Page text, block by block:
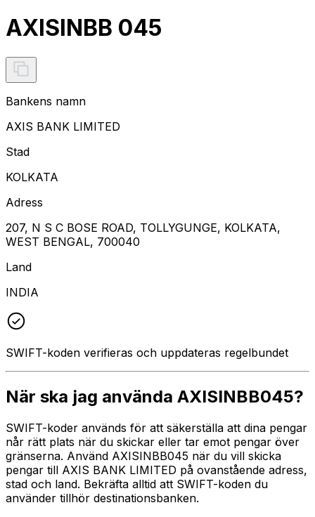
AXISINBB 045
Bankens namn
AXIS BANK LIMITED
Stad
KOLKATA
Adress
207, N S C BOSE ROAD, TOLLYGUNGE, KOLKATA,
WEST BENGAL, 700040
Land
INDIA
SWIFT-koden verifieras och uppdateras regelbundet
När ska jag använda AXISINBB045?
SWIFT-koder används för att säkerställa att dina pengar
når rätt plats när du skickar eller tar emot pengar över
gränserna. Använd AXISINBB045 när du vill skicka
pengar till AXIS BANK LIMITED på ovanstående adress,
stad och land. Bekräfta alltid att SWIFT-koden du
använder tillhör destinationsbanken.